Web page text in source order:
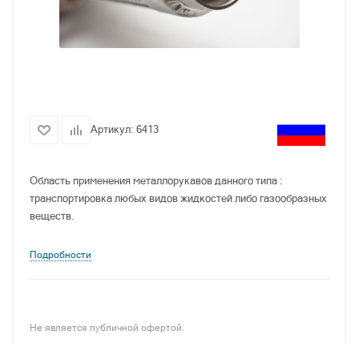
Артикул: 6413
Область применения металлорукавов данного типа :
транспортировка любых видов жидкостей либо газообразных
веществ.
Подробности
Не является публичной офертой.